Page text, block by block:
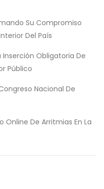
Su Compromiso
Del País
Inserción Obligatoria De
Público
Nacional De
Online De Arritmias En La